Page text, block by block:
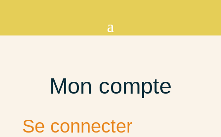
Mon compte
Se connecter